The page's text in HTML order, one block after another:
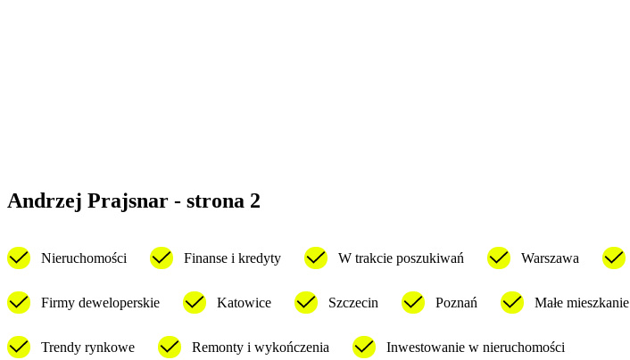
Andrzej Prajsnar - strona 2
Nieruchomości Finanse i kredyty W trakcie poszukiwań Warszawa
Firmy deweloperskie Katowice Szczecin Poznań Małe mieszkanie
Trendy rynkowe Remonty i wykończenia Inwestowanie w nieruchomości